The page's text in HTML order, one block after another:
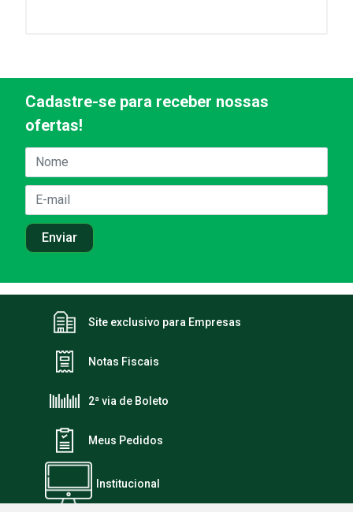
Cadastre-se para receber nossas
ofertas!
Site exclusivo para Empresas
Notas Fiscais
2ª via de Boleto
Meus Pedidos
Institucional